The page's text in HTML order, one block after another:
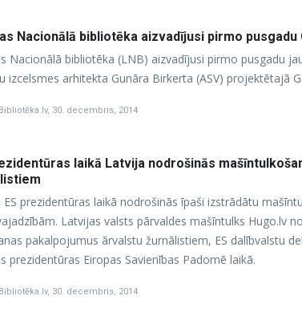
Nacionālā bibliotēka aizvadījusi pirmo pusgadu
Nacionālā bibliotēka (LNB) aizvadījusi pirmo pusgadu
izcelsmes arhitekta Gunāra Birkerta (ASV) projektētajā
, 30. decembris, 2014
laikā Latvija nodrošinās
ES prezidentūras laikā nodrošinās īpaši izstrādātu
Latvijas valsts pārvaldes mašīntulks Hugo.lv
pakalpojumus ārvalstu žurnālistiem, ES dalībvalstu
prezidentūras Eiropas Savienības Padomē laikā.
, 30. decembris, 2014